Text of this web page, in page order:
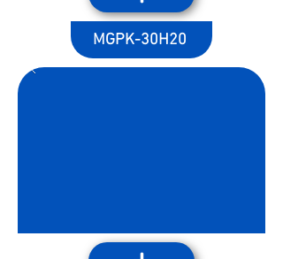
MGPK-30H20